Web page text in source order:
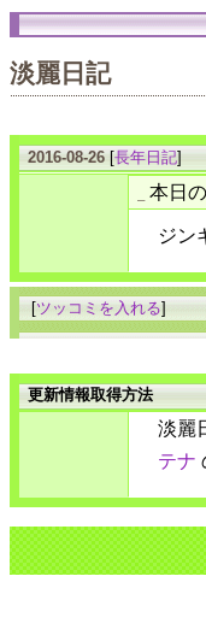
淡麗日記
2016-08-26 [長年日記]
本日
ジン
[ツッコミを入れる]
更新情報取得方法
淡麗
テナ